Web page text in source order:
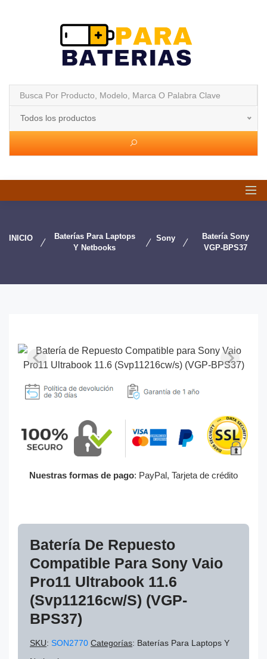
Todos los productos
INICIO
Baterías Para Laptops
Y Netbooks
Sony
Batería Sony
VGP-BPS37
Nuestras formas de pago: PayPal, Tarjeta de crédito
Batería De Repuesto
Compatible Para Sony Vaio
Pro11 Ultrabook 11.6
(Svp11216cw/s) (VGP-
BPS37)
SKU: SON2770 Categorías: Baterías Para Laptops Y